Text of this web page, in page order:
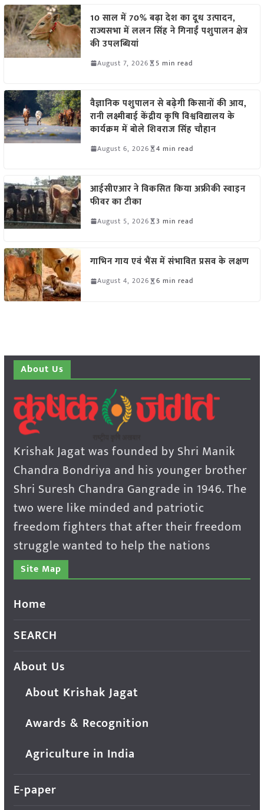
10 साल में 70% बढ़ा देश का दूध उत्पादन,
राज्यसभा में ललन सिंह ने गिनाईं पशुपालन क्षेत्र
की उपलब्धियां
August 7, 2026 5 min read
वैज्ञानिक पशुपालन से बढ़ेगी किसानों की आय,
रानी लक्ष्मीबाई केंद्रीय कृषि विश्वविद्यालय के
कार्यक्रम में बोले शिवराज सिंह चौहान
August 6, 2026 4 min read
आईसीएआर ने विकसित किया अफ्रीकी स्वाइन
फीवर का टीका
August 5, 2026 3 min read
गाभिन गाय एवं भैंस में संभावित प्रसव के लक्षण
August 4, 2026 6 min read
About Us
Krishak Jagat was founded by Shri Manik
Chandra Bondriya and his younger brother
Shri Suresh Chandra Gangrade in 1946. The
two were like minded and patriotic
freedom fighters that after their freedom
struggle wanted to help the nations
Site Map
Home
SEARCH
About Us
About Krishak Jagat
Awards & Recognition
Agriculture in India
E-paper